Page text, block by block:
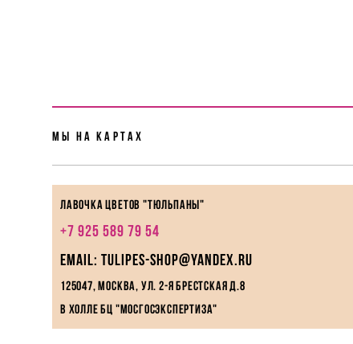
Мы На картах
Лавочка цветов "Тюльпаны"
+7 925 589 79 54
EMAIL: tulipes-shop@yandex.ru
125047, Москва, ул. 2-я Брестская д.8
в холле БЦ "МосГосЭкспертиза"